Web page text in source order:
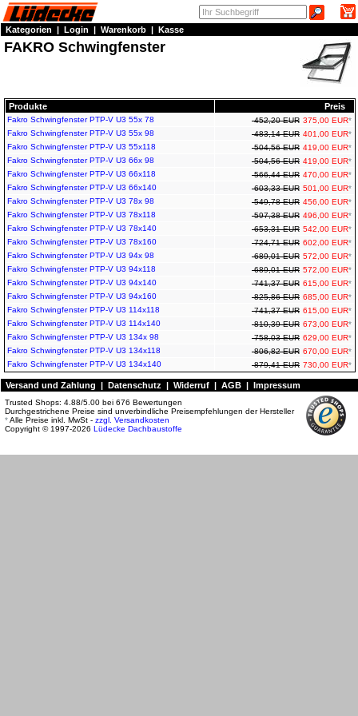
Kategorien | Login | Warenkorb | Kasse
FAKRO Schwingfenster
Produkte Preis
Fakro Schwingfenster PTP-V U3 55x 78 452,20 EUR 375,00 EUR*
Fakro Schwingfenster PTP-V U3 55x 98
483,14 EUR 401,00 EUR*
Fakro Schwingfenster PTP-V U3 55x118
504,56 EUR 419,00 EUR*
Fakro Schwingfenster PTP-V U3 66x 98
504,56 EUR 419,00 EUR*
Fakro Schwingfenster PTP-V U3 66x118
566,44 EUR 470,00 EUR*
Fakro Schwingfenster PTP-V U3 66x140
603,33 EUR 501,00 EUR*
Fakro Schwingfenster PTP-V U3 78x 98
549,78 EUR 456,00 EUR*
Fakro Schwingfenster PTP-V U3 78x118
597,38 EUR 496,00 EUR*
Fakro Schwingfenster PTP-V U3 78x140
653,31 EUR 542,00 EUR*
Fakro Schwingfenster PTP-V U3 78x160
724,71 EUR 602,00 EUR*
Fakro Schwingfenster PTP-V U3 94x 98
689,01 EUR 572,00 EUR*
Fakro Schwingfenster PTP-V U3 94x118
689,01 EUR 572,00 EUR*
Fakro Schwingfenster PTP-V U3 94x140
741,37 EUR 615,00 EUR*
Fakro Schwingfenster PTP-V U3 94x160
825,86 EUR 685,00 EUR*
Fakro Schwingfenster PTP-V U3 114x118
741,37 EUR 615,00 EUR*
Fakro Schwingfenster PTP-V U3 114x140
810,39 EUR 673,00 EUR*
Fakro Schwingfenster PTP-V U3 134x 98
758,03 EUR 629,00 EUR*
Fakro Schwingfenster PTP-V U3 134x118
806,82 EUR 670,00 EUR*
Fakro Schwingfenster PTP-V U3 134x140
879,41 EUR 730,00 EUR*
Versand und Zahlung | Datenschutz | Widerruf | AGB | Impressum
Trusted Shops: 4.88/5.00 bei 676 Bewertungen
Durchgestrichene Preise sind unverbindliche Preisempfehlungen der Hersteller
*Alle Preise inkl. MwSt - zzgl. Versandkosten
Copyright © 1997-2026 Lüdecke Dachbaustoffe